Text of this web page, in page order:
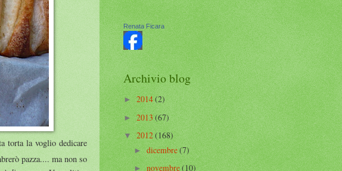
torta la voglio dedicare
pazza.... ma non so
Renata Ficara
Archivio blog
►2014(2)
►2013(67)
▼2012(168)
►dicembre(7)
►novembre(10)